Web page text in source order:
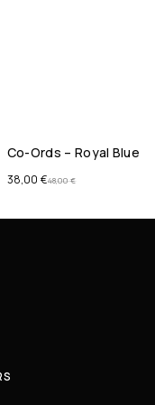
Co-Ords – Royal Blue
48,00€
38,00 €